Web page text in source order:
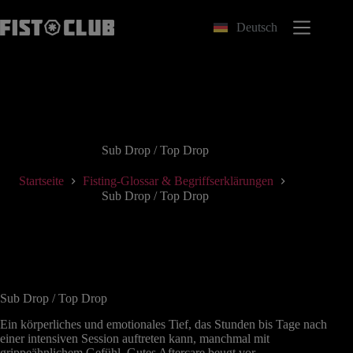
Inhalt
springen
Deutsch
Sub Drop / Top Drop
Startseite
Fisting-Glossar & Begriffserklärungen
Sub Drop / Top Drop
Sub Drop / Top Drop
Ein körperliches und emotionales Tief, das Stunden bis Tage nach
einer intensiven Session auftreten kann, manchmal mit